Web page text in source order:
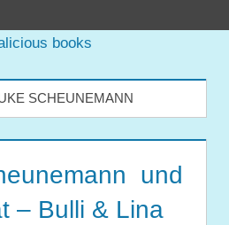
SCHEUNEMANN
und
– Bulli & Lina